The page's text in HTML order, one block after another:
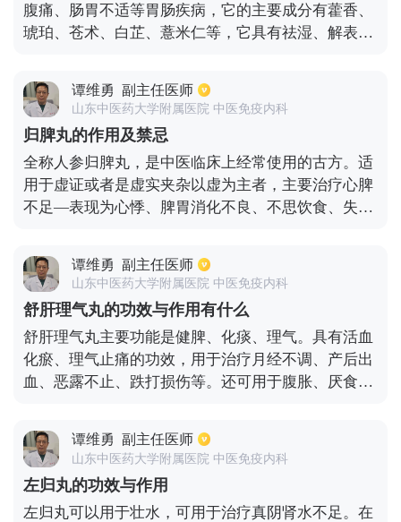
腹痛、肠胃不适等胃肠疾病，它的主要成分有藿香、
琥珀、苍术、白芷、薏米仁等，它具有祛湿、解表的
使用保济丸来进行改善的。
谭维勇 副主任医师
山东中医药大学附属医院 中医免疫内科
归脾丸的作用及禁忌
全称人参归脾丸，是中医临床上经常使用的古方。适
用于虚证或者是虚实夹杂以虚为主者，主要治疗心脾
不足—表现为心悸、脾胃消化不良、不思饮食、失
力与后世的补中益气丸有相通之处。禁忌：患者实证
或虚火，如心烦、燥热、肝火等，不可用此类补益
药。
谭维勇 副主任医师
山东中医药大学附属医院 中医免疫内科
舒肝理气丸的功效与作用有什么
舒肝理气丸主要功能是健脾、化痰、理气。具有活血
化瘀、理气止痛的功效，用于治疗月经不调、产后出
血、恶露不止、跌打损伤等。还可用于腹胀、厌食、
楂、丹参等，是纯中药制成的。舒肝理气丸功能有很
多，临床应用也很广泛。
谭维勇 副主任医师
山东中医药大学附属医院 中医免疫内科
左归丸的功效与作用
左归丸可以用于壮水，可用于治疗真阴肾水不足。在